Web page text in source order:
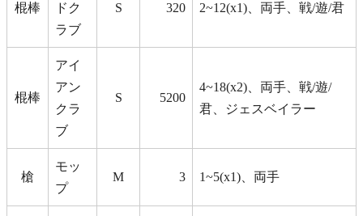
棍棒
ドク
ラブ
S 320 2~12(x1)、両手、戦/遊/君
棍棒
アイ
アン
クラ
ブ
S 5200
4~18(x2)、両手、戦/遊/
君、ジェスベイラー
槍
モッ
プ
M 3 1~5(x1)、両手